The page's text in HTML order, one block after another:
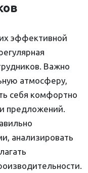
эффективной
Важно
атмосферу,
себя комфортно
предложений.
анализировать